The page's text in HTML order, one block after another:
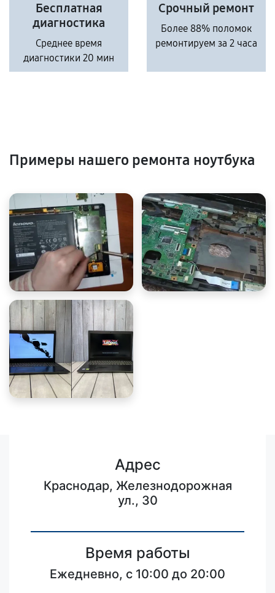
Бесплатная
диагностика
Среднее время
диагностики 20 мин
Срочный ремонт
Более 88% поломок
ремонтируем за 2 часа
Примеры нашего ремонта ноутбука
Адрес
Краснодар, Железнодорожная
ул., 30
Время работы
Ежедневно, с 10:00 до 20:00